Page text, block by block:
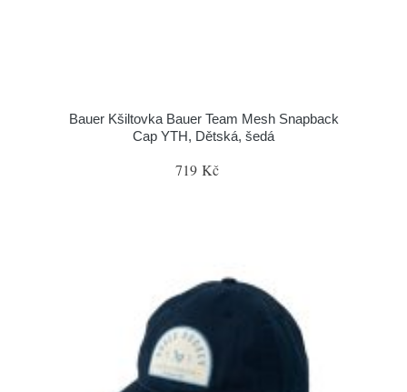
Bauer Kšiltovka Bauer Team Mesh Snapback
Cap YTH, Dětská, šedá
719 Kč